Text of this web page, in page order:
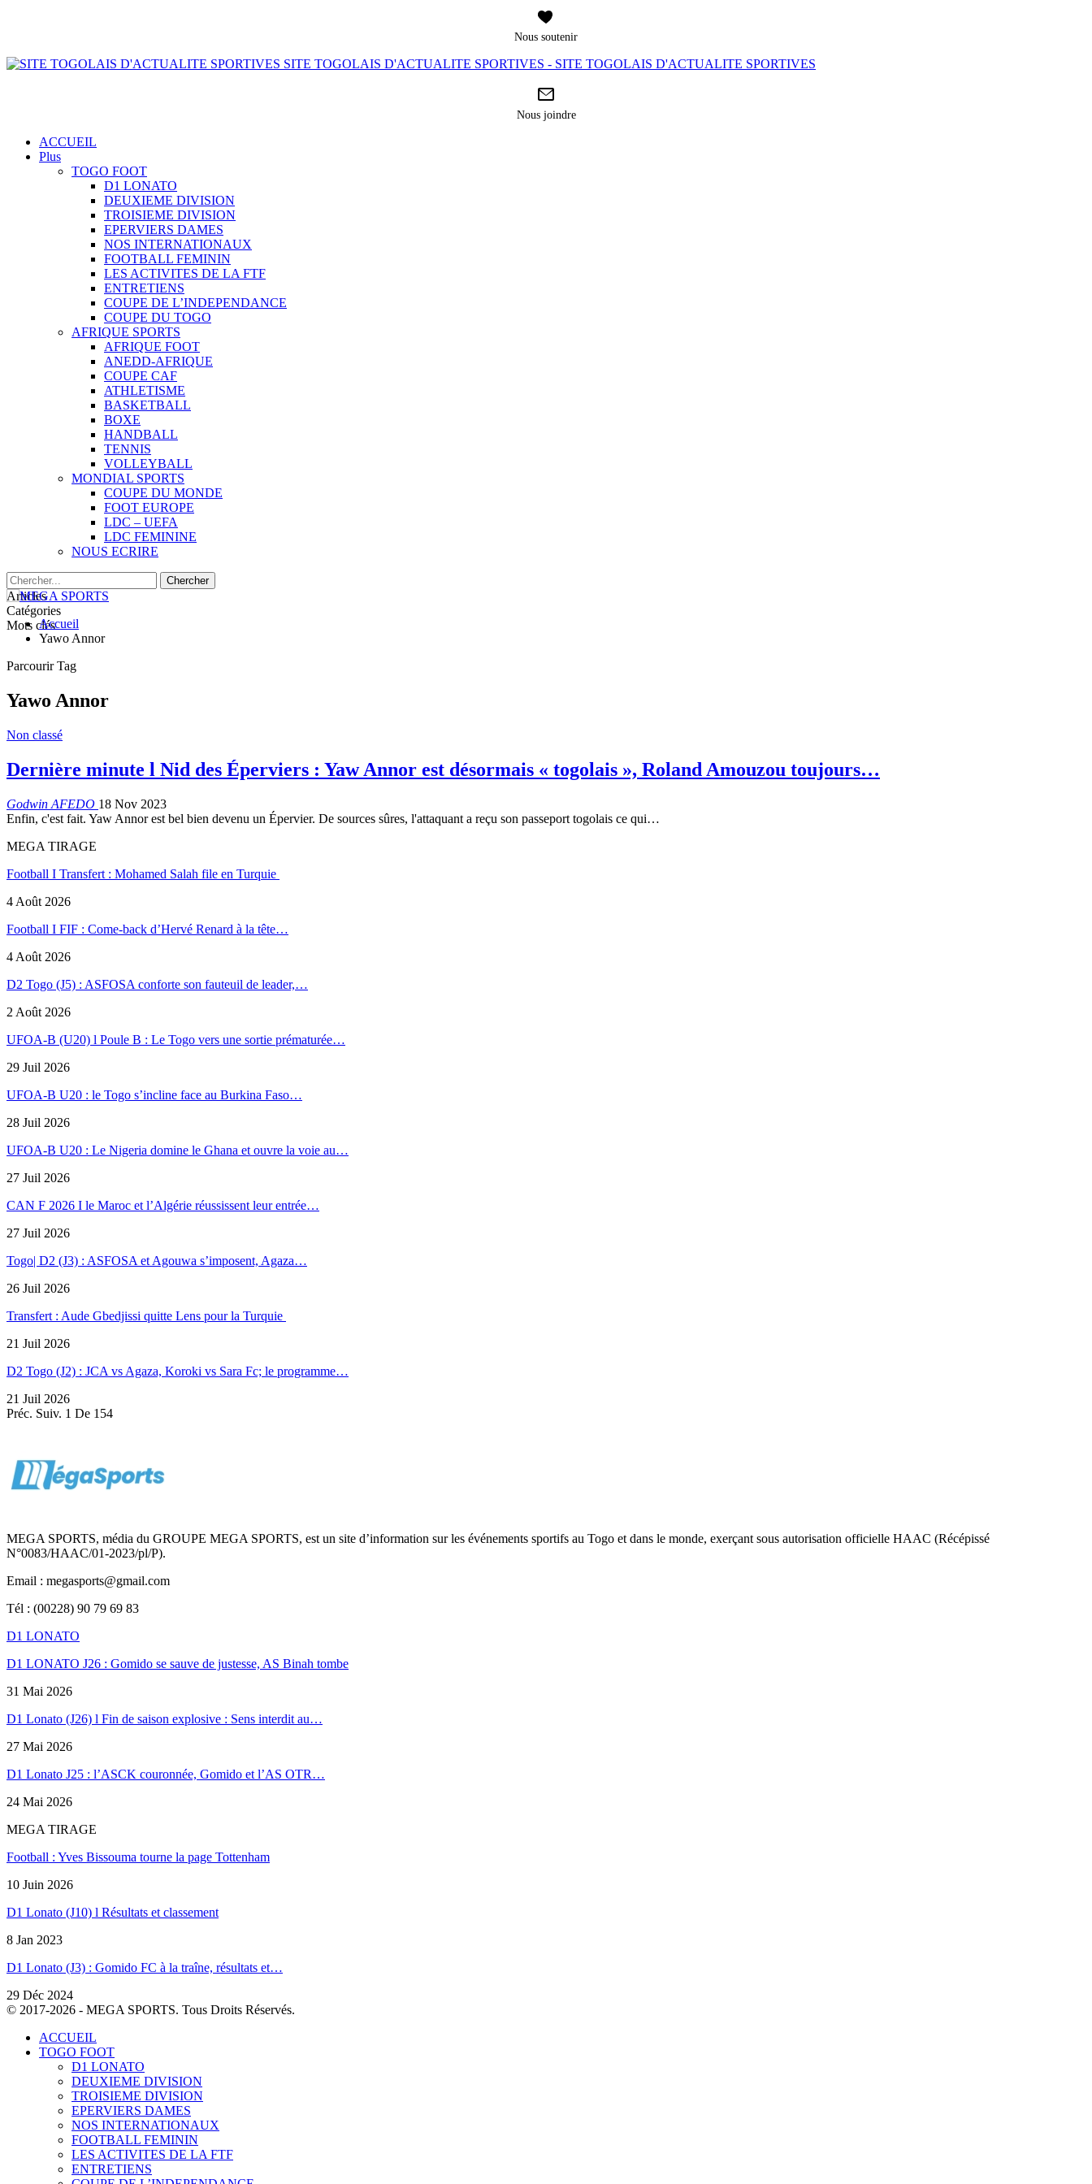
Nous soutenir
SITE TOGOLAIS D'ACTUALITE SPORTIVES - SITE TOGOLAIS D'ACTUALITE SPORTIVES
Nous joindre
ACCUEIL
Plus
TOGO FOOT
D1 LONATO
DEUXIEME DIVISION
TROISIEME DIVISION
EPERVIERS DAMES
NOS INTERNATIONAUX
FOOTBALL FEMININ
LES ACTIVITES DE LA FTF
ENTRETIENS
COUPE DE L’INDEPENDANCE
COUPE DU TOGO
AFRIQUE SPORTS
AFRIQUE FOOT
ANEDD-AFRIQUE
COUPE CAF
ATHLETISME
BASKETBALL
BOXE
HANDBALL
TENNIS
VOLLEYBALL
MONDIAL SPORTS
COUPE DU MONDE
FOOT EUROPE
LDC – UEFA
LDC FEMININE
NOUS ECRIRE
Articles
Catégories
Mots clésAccueil
Yawo Annor
Parcourir Tag
Yawo Annor
Non classé
Dernière minute l Nid des Éperviers : Yaw Annor est désormais « togolais », Roland Amouzou toujours…
Godwin AFEDO 18 Nov 2023
Enfin, c'est fait. Yaw Annor est bel bien devenu un Épervier. De sources sûres, l'attaquant a reçu son passeport togolais ce qui…
MEGA TIRAGE
Football I Transfert : Mohamed Salah file en Turquie
4 Août 2026
Football I FIF : Come-back d’Hervé Renard à la tête…
4 Août 2026
D2 Togo (J5) : ASFOSA conforte son fauteuil de leader,…
2 Août 2026
UFOA-B (U20) l Poule B : Le Togo vers une sortie prématurée…
29 Juil 2026
UFOA-B U20 : le Togo s’incline face au Burkina Faso…
28 Juil 2026
UFOA-B U20 : Le Nigeria domine le Ghana et ouvre la voie au…
27 Juil 2026
CAN F 2026 I le Maroc et l’Algérie réussissent leur entrée…
27 Juil 2026
Togo| D2 (J3) : ASFOSA et Agouwa s’imposent, Agaza…
26 Juil 2026
Transfert : Aude Gbedjissi quitte Lens pour la Turquie
21 Juil 2026
D2 Togo (J2) : JCA vs Agaza, Koroki vs Sara Fc; le programme…
21 Juil 2026
Préc. Suiv. 1 De 154
MEGA SPORTS, média du GROUPE MEGA SPORTS, est un site d’information sur les événements sportifs au Togo et dans le monde, exerçant sous autorisation officielle HAAC (Récépissé
N°0083/HAAC/01-2023/pl/P).
Email : megasports@gmail.com
Tél : (00228) 90 79 69 83
D1 LONATO
D1 LONATO J26 : Gomido se sauve de justesse, AS Binah tombe
31 Mai 2026
D1 Lonato (J26) l Fin de saison explosive : Sens interdit au…
27 Mai 2026
D1 Lonato J25 : l’ASCK couronnée, Gomido et l’AS OTR…
24 Mai 2026
MEGA TIRAGE
Football : Yves Bissouma tourne la page Tottenham
10 Juin 2026
D1 Lonato (J10) l Résultats et classement
8 Jan 2023
D1 Lonato (J3) : Gomido FC à la traîne, résultats et…
29 Déc 2024
© 2017-2026 - MEGA SPORTS. Tous Droits Réservés.
ACCUEIL
TOGO FOOT
D1 LONATO
DEUXIEME DIVISION
TROISIEME DIVISION
EPERVIERS DAMES
NOS INTERNATIONAUX
FOOTBALL FEMININ
LES ACTIVITES DE LA FTF
ENTRETIENS